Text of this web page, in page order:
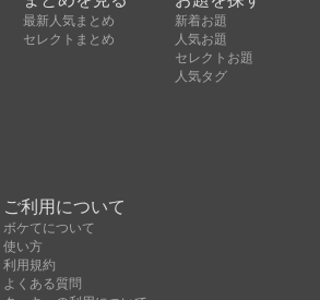
最新人気まとめ
セレクトまとめ
新着お題
人気お題
セレクトお題
人気タグ
ご利用について
ボケてについて
使い方
利用規約
よくある質問